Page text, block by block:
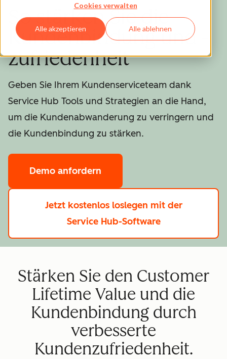
Cookies verwalten
Alle akzeptieren Alle ablehnen
So stärken Sie die
Kundenbindung und -
zufriedenheit
Geben Sie Ihrem Kundenserviceteam dank
Service Hub Tools und Strategien an die Hand,
um die Kundenabwanderung zu verringern und
die Kundenbindung zu stärken.
Demo anfordern
Jetzt kostenlos loslegen mit der
Service Hub-Software
Stärken Sie den Customer
Lifetime Value und die
Kundenbindung durch
verbesserte
Kundenzufriedenheit.